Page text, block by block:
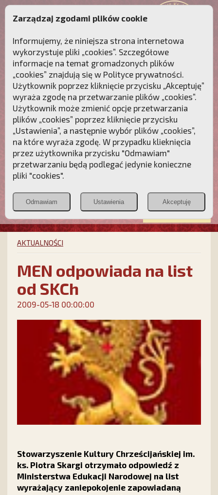
Przebudźmy sumienia Polaków!
Polonia
Christiana
PCh24.pl
Przymierze
POZNAJ APOSTOLAT FATIMY WESPRZYJ
NAS
AKTUALNOŚCI
MEN odpowiada na list
od SKCh
2009-05-18 00:00:00
Stowarzyszenie Kultury Chrześcijańskiej im.
ks. Piotra Skargi otrzymało odpowiedź z
Ministerstwa Edukacji Narodowej na list
wyrażający zaniepokojenie zapowiadaną
Zarządzaj zgodami plików cookie
Informujemy, że niniejsza strona internetowa
wykorzystuje pliki „cookies”. Szczegółowe
informacje na temat gromadzonych plików
„cookies” znajdują się w Polityce prywatności.
Użytkownik poprzez kliknięcie przycisku „Akceptuję”
wyraża zgodę na przetwarzanie plików „cookies”.
Użytkownik może zmienić opcje przetwarzania
plików „cookies” poprzez kliknięcie przycisku
„Ustawienia”, a następnie wybór plików „cookies”,
na które wyraża zgodę. W przypadku klieknięcia
przez użytkownika przycisku "Odmawiam"
przetwarzaniu będą podlegać jedynie konieczne
pliki "cookies".
Odmawiam Ustawienia Akceptuję